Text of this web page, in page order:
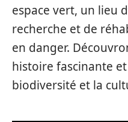
espace vert, un lieu
recherche et de
en danger.
histoire fascinante et
biodiversité et la